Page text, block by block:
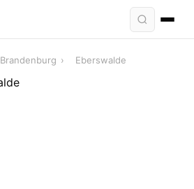
Brandenburg › Eberswalde